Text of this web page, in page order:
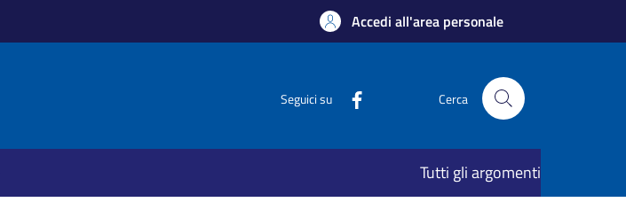
Accedi all'area personale
Seguici su Cerca
Tutti gli argomenti